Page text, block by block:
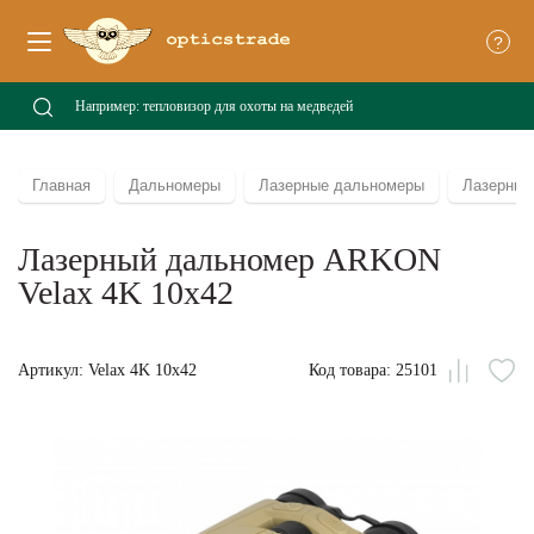
?
Главная Дальномеры Лазерные дальномеры
Лазерный дальномер ARKON
Velax 4K 10x42
Артикул: Velax 4K 10x42 Код товара: 25101